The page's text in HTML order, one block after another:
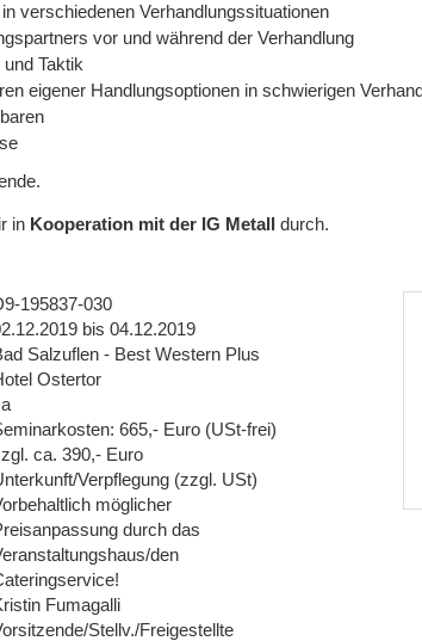
verschiedenen Verhandlungssituationen
vor und während der Verhandlung
Taktik
eigener Handlungsoptionen in schwierigen
in Kooperation mit der IG Metall durch.
195837-030
bis 04.12.2019
Salzuflen - Best Western Plus
Ostertor
665,- Euro (USt-frei)
ca. 390,- Euro
Verpflegung (zzgl. USt)
möglicher
durch das
den
Fumagalli
Stellv./Freigestellte